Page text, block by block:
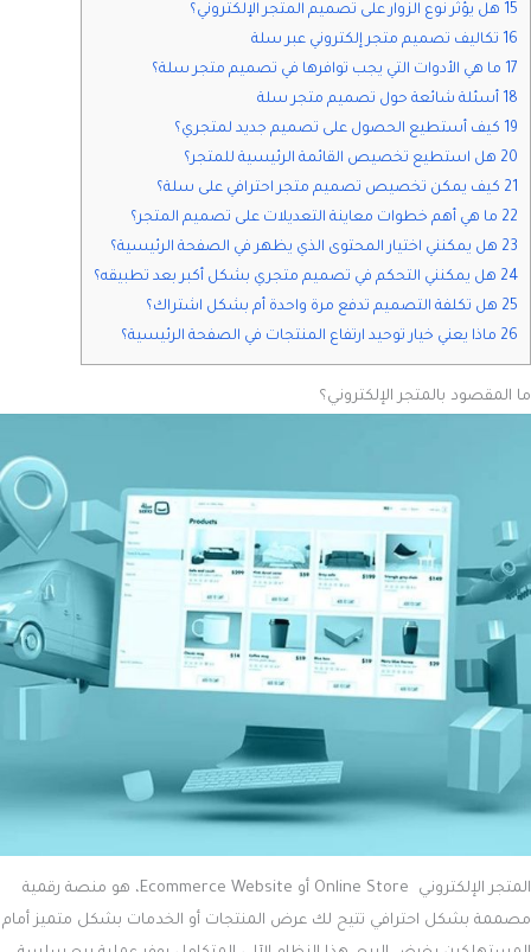
15 هل يؤثر نوع الزوار على تصميم المتجر الإلكتروني؟
16 تكاليف تصميم متجر إلكتروني عبر سلة
17 ما هي الأدوات التي يجب توافرها في تصميم متجر سلة؟
18 أسئلة شائعة حول تصميم متجر سلة
19 كيف أستطيع الحصول على تصميم جديد لمتجري؟
20 هل استطيع تخصيص القائمة الرئيسية للمتجر؟
21 كيف يمكن تخصيص تصميم متجر احترافي على سلة؟
22 ما هي أهم خطوات معاينة التعديلات على تصميم المتجر؟
23 هل يمكنني اختيار المحتوى الذي يظهر في الصفحة الرئيسية؟
24 هل يمكنني التحكم في تصميم متجري بشكل أكبر بعد تطبيقه؟
25 هل تكلفة التصميم تدفع مرة واحدة أم بشكل اشتراك؟
26 ماذا يعني خيار توحيد ارتفاع المنتجات في الصفحة الرئيسية؟
ما المقصود بالمتجر الإلكتروني؟
المتجر الإلكتروني Online Store أو Ecommerce Website، هو منصة رقمية
مصممة بشكل احترافي تتيح لك عرض المنتجات أو الخدمات بشكل متميز أمام